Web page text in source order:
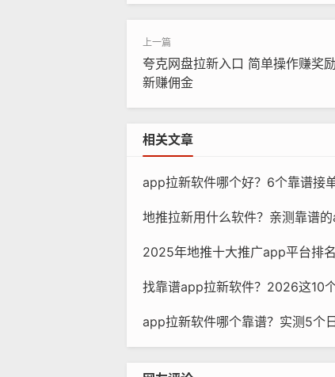
夸克网盘拉新入口 简单操作赚奖
新赚佣金
相关文章
app拉新软件哪个好？6个靠谱接
地推拉新用什么软件？亲测靠谱
2025年地推十大推广app平台排名
找靠谱app拉新软件？2026这10
app拉新软件哪个靠谱？实测5个